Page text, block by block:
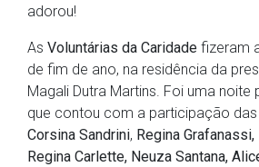
adorou!
As Voluntárias da Caridade fizeram
de fim de ano, na residência da
Magali Dutra Martins. Foi uma noite
que contou com a participação
Corsina Sandrini, Regina
Regina Carlette, Neuza Santana,